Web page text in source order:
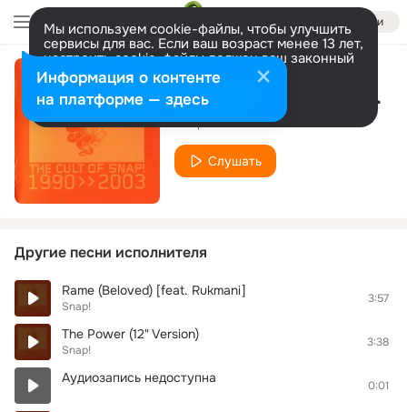
Войти
Мы используем cookie-файлы, чтобы улучшить
сервисы для вас. Если ваш возраст менее 13 лет,
настроить cookie-файлы должен ваш законный
представитель. Больше информации
Разрешить все Настроить Exterminate (Endzeit 7) [feat. Niki Haris]
Snap!
Слушать
Другие песни исполнителя
Rame (Beloved) [feat. Rukmani]
Snap!
3:57
The Power (12" Version)
Snap!
3:38
Аудиозапись недоступна 0:01
Информация о контенте
на платформе — здесь